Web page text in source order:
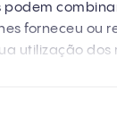
podem
forneceu ou
utilização dos